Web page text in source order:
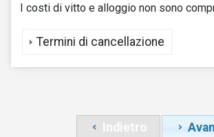
I costi di vitto e alloggio non sono
Termini di cancellazione
Indietro